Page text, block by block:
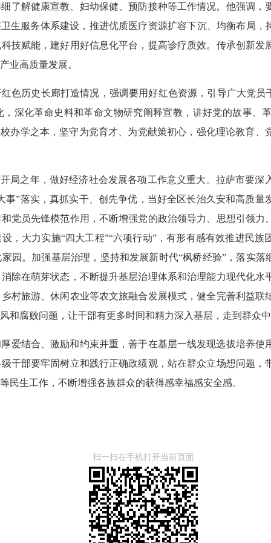
了解健康宣教、妇幼保健、预防接种等工作情况。他强调
生服务体系建设，推进优质医疗资源扩容下沉、均衡布局
技赋能，建好用好信息化平台，提高诊疗质效。传承创新
业高质量发展。
色历史长廊打造情况，强调要用好红色资源，引导广大党员
深化革命史料和革命文物研究阐释宣教，讲好党的故事、
办学之本，坚守为党育才、为党献策初心，强化理论教育
局之年，做好经济社会发展各项工作意义重大。拉萨市要
事”落实，真抓实干、创先争优，当好全区长治久安和高质
党员先锋模范作用，不断增强党的政治领导力、思想引领
，大力实施“四大工程”“六项行动”，有形有感有效推进民
园。加强基层治理，坚持和发展新时代“枫桥经验”，落实
除在萌芽状态，不断提升基层治理体系和治理能力现代化
村旅游、休闲农业等农文旅融合发展模式，健全完善利益
和腐败问题，让干部有更多时间和精力深入基层，走到群众
爱结合、激励和约束并重，善于在基层一线发现选拔培养
干部要牢固树立和践行正确政绩观，站在群众立场想问题
民生工作，不断增强各族群众的获得感幸福感安全感。
扫一扫在手机打开当前页面